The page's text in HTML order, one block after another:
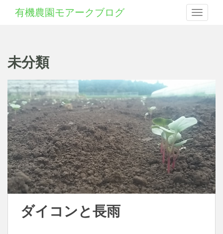
Toggle
有機農園モアークブログ
未分類
ダイコンと長雨